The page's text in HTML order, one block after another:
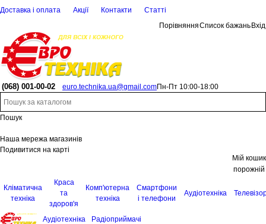
Доставка і оплата Акції Контакти
Статті
ПорівнянняСписок бажань Вхід
(068) 001-00-02 euro.technika.ua@gmail.comПн-Пт 10:00-18:00
Пошук
Наша мережа магазинів
Подивитися на карті
Мій кошик
порожній
Кліматична
техніка
Краса
та
здоров'я
Комп'ютерна
техніка
Смартфони
і телефони
Аудіотехніка
Аудіотехніка
Радіоприймачі